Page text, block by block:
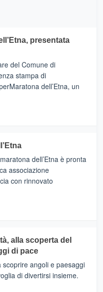
presentata
del Comune di
stampa di
dell’Etna, un
dell’Etna è pronta
associazione
con rinnovato
alla scoperta del
di pace
angoli e paesaggi
di divertirsi insieme.